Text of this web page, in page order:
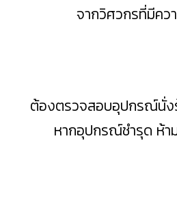
จากวิศวกรที่มีคว
ต้องตรวจสอบอุปกรณ์นั่ง
หากอุปกรณ์ชำรุด ห้า